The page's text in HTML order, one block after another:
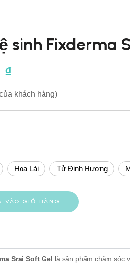
sinh Fixderma
₫
khách hàng)
Hoa Lài Tử Đinh Hương
VÀO GIỎ HÀNG
Srai Soft Gel là sản phẩm chăm sóc